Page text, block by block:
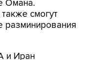
Омана.
смогут
разминирования
и Иран